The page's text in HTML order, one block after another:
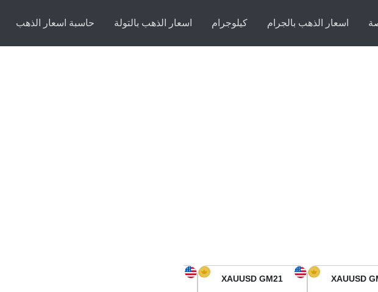
اسعار الذهب بالجرام كيلوجرام اسعار الذهب بالتولة حاسبة اسعار الذهب
XAUUSD
XAUUSD GM21